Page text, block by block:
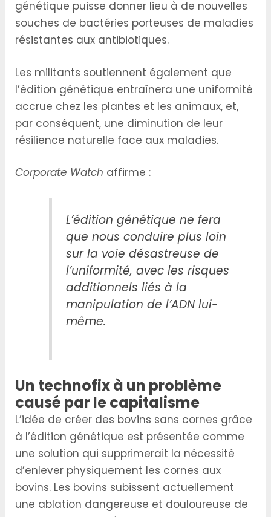
génétique puisse donner lieu à de nouvelles
souches de bactéries porteuses de maladies
résistantes aux antibiotiques.
Les militants soutiennent également que
l’édition génétique entraînera une uniformité
accrue chez les plantes et les animaux, et,
par conséquent, une diminution de leur
résilience naturelle face aux maladies.
Corporate Watch affirme :
L’édition génétique ne fera
que nous conduire plus loin
sur la voie désastreuse de
l’uniformité, avec les risques
additionnels liés à la
manipulation de l’ADN lui-
même.
Un technofix à un problème
causé par le capitalisme
L’idée de créer des bovins sans cornes grâce
à l’édition génétique est présentée comme
une solution qui supprimerait la nécessité
d’enlever physiquement les cornes aux
bovins. Les bovins subissent actuellement
une ablation dangereuse et douloureuse de